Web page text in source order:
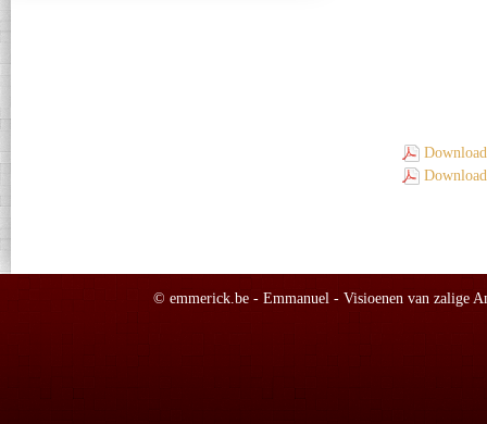
© emmerick.be - Emmanuel - Visioenen van zalige